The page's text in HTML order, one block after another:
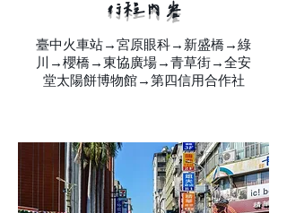
行程內容
臺中火車站→宮原眼科→新盛橋→綠
川→櫻橋→東協廣場→青草街→全安
堂太陽餅博物館→第四信用合作社